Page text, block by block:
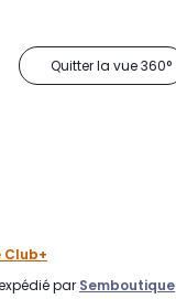
Quitter la vue 360°
Club+
par Semboutique